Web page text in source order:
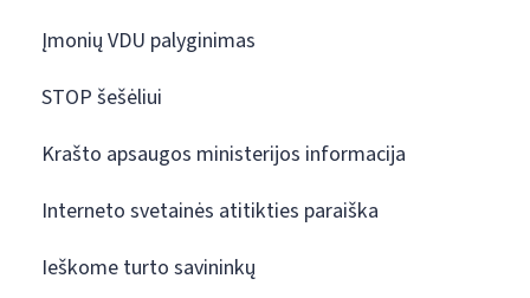
Įmonių VDU palyginimas
STOP šešėliui
Krašto apsaugos ministerijos informacija
Interneto svetainės atitikties paraiška
Ieškome turto savininkų